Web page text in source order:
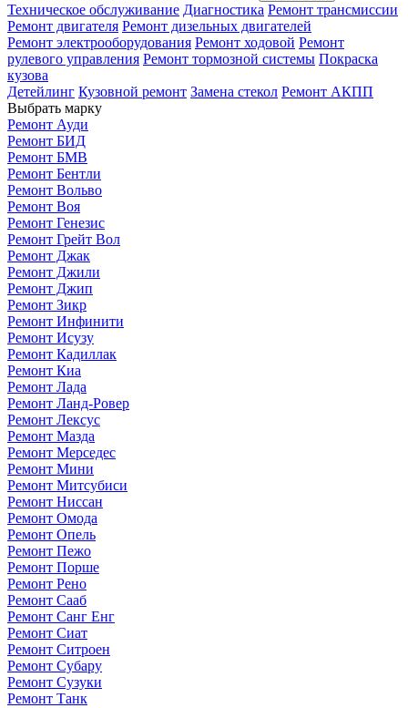
Техническое обслуживание Диагностика Ремонт трансмиссии
Ремонт двигателя Ремонт дизельных двигателей
Ремонт электрооборудования Ремонт ходовой Ремонт
рулевого управления Ремонт тормозной системы Покраска
кузова
Детейлинг Кузовной ремонт Замена стекол Ремонт АКПП
Выбрать марку
Ремонт Ауди
Ремонт БИД
Ремонт БМВ
Ремонт Бентли
Ремонт Вольво
Ремонт Воя
Ремонт Генезис
Ремонт Грейт Вол
Ремонт Джак
Ремонт Джили
Ремонт Джип
Ремонт Зикр
Ремонт Инфинити
Ремонт Исузу
Ремонт Кадиллак
Ремонт Киа
Ремонт Лада
Ремонт Ланд-Ровер
Ремонт Лексус
Ремонт Мазда
Ремонт Мерседес
Ремонт Мини
Ремонт Митсубиси
Ремонт Ниссан
Ремонт Омода
Ремонт Опель
Ремонт Пежо
Ремонт Порше
Ремонт Рено
Ремонт Сааб
Ремонт Санг Енг
Ремонт Сиат
Ремонт Ситроен
Ремонт Субару
Ремонт Сузуки
Ремонт Танк